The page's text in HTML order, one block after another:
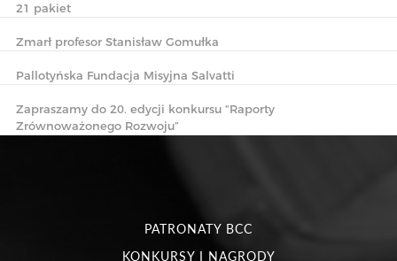
21 pakiet
Zmarł profesor Stanisław Gomułka
Pallotyńska Fundacja Misyjna Salvatti
Zapraszamy do 20. edycji konkursu “Raporty
Zrównoważonego Rozwoju”
PATRONATY BCC
KONKURSY I NAGRODY